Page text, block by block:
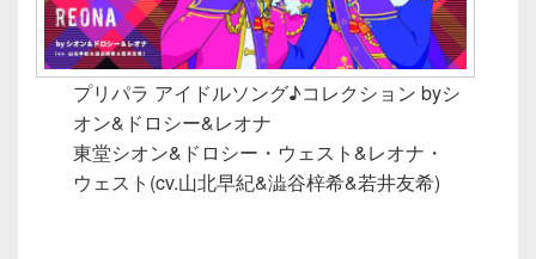
プリパラ アイドルソング♪コレクション byシ
オン&ドロシー&レオナ
東堂シオン&ドロシー・ウェスト&レオナ・
ウェスト(cv.山北早紀&澁谷梓希&若井友希)